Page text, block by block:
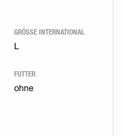
GRÖSSE INTERNATIONAL
L
FUTTER
ohne